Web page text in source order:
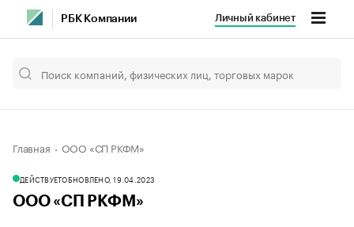
РБК Компании Личный кабинет
Главная ООО «СП РКФМ»
ДЕЙСТВУЕТОБНОВЛЕНО, 19.04.2023
ООО «СП РКФМ»